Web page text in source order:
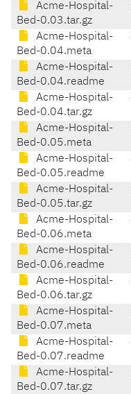
Acme-Hospital-
Bed-0.03.tar.gz
Acme-Hospital-
Bed-0.04.meta
Acme-Hospital-
Bed-0.04.readme
Acme-Hospital-
Bed-0.04.tar.gz
Acme-Hospital-
Bed-0.05.meta
Acme-Hospital-
Bed-0.05.readme
Acme-Hospital-
Bed-0.05.tar.gz
Acme-Hospital-
Bed-0.06.meta
Acme-Hospital-
Bed-0.06.readme
Acme-Hospital-
Bed-0.06.tar.gz
Acme-Hospital-
Bed-0.07.meta
Acme-Hospital-
Bed-0.07.readme
Acme-Hospital-
Bed-0.07.tar.gz